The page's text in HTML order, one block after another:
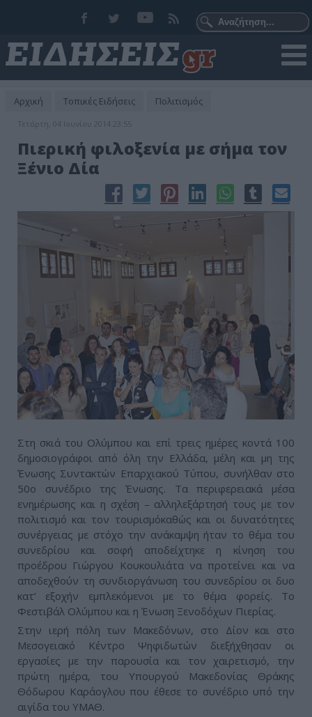
Αρχική Τοπικές Ειδήσεις Πολιτισμός
Τετάρτη, 04 Ιουνίου 2014 23:55
Πιερική φιλοξενία με σήμα τον
Ξένιο Δία
Στη σκιά του Ολύμπου και επί τρεις ημέρες κοντά 100
δημοσιογράφοι από όλη την Ελλάδα, μέλη και μη της
Ένωσης Συντακτών Επαρχιακού Τύπου, συνήλθαν στο
50ο συνέδριο της Ένωσης. Τα περιφερειακά μέσα
ενημέρωσης και η σχέση – αλληλεξάρτησή τους με τον
πολιτισμό και τον τουρισμόκαθώς και οι δυνατότητες
συνέργειας με στόχο την ανάκαμψη ήταν το θέμα του
συνεδρίου και σοφή αποδείχτηκε η κίνηση του
προέδρου Γιώργου Κουκουλιάτα να προτείνει και να
αποδεχθούν τη συνδιοργάνωση του συνεδρίου οι δυο
κατ’ εξοχήν εμπλεκόμενοι με το θέμα φορείς. Το
Φεστιβάλ Ολύμπου και η Ένωση Ξενοδόχων Πιερίας.
Στην ιερή πόλη των Μακεδόνων, στο Δίον και στο
Μεσογειακό Κέντρο Ψηφιδωτών διεξήχθησαν οι
εργασίες με την παρουσία και τον χαιρετισμό, την
πρώτη ημέρα, του Υπουργού Μακεδονίας Θράκης
Θόδωρου Καράογλου που έθεσε το συνέδριο υπό την
αιγίδα του ΥΜΑΘ.